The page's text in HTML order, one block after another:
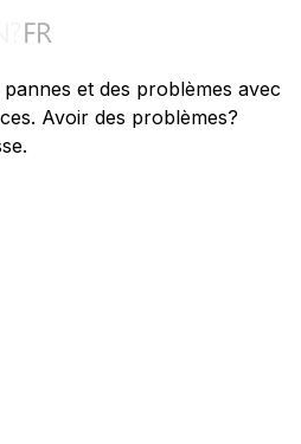
et des problèmes avec
Avoir des problèmes?